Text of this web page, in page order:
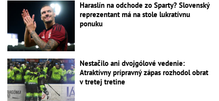
Haraslín na odchode zo Sparty? Slovenský
reprezentant má na stole lukratívnu
ponuku
Nestačilo ani dvojgólové vedenie:
Atraktívny prípravný zápas rozhodol obrat
v tretej tretine